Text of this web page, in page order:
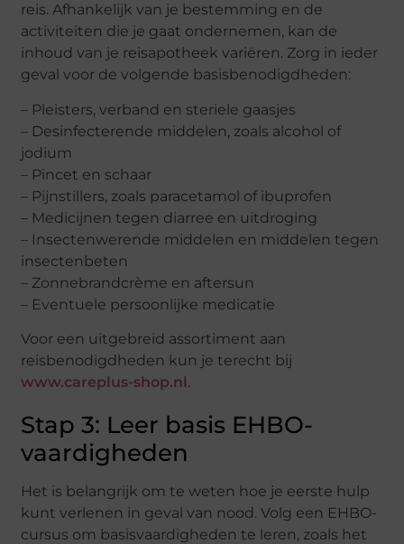
reis. Afhankelijk van je bestemming en de
activiteiten die je gaat ondernemen, kan de
inhoud van je reisapotheek variëren. Zorg in ieder
geval voor de volgende basisbenodigdheden:
– Pleisters, verband en steriele gaasjes
– Desinfecterende middelen, zoals alcohol of
jodium
– Pincet en schaar
– Pijnstillers, zoals paracetamol of ibuprofen
– Medicijnen tegen diarree en uitdroging
– Insectenwerende middelen en middelen tegen
insectenbeten
– Zonnebrandcrème en aftersun
– Eventuele persoonlijke medicatie
Voor een uitgebreid assortiment aan
reisbenodigdheden kun je terecht bij
www.careplus-shop.nl.
Stap 3: Leer basis EHBO-
vaardigheden
Het is belangrijk om te weten hoe je eerste hulp
kunt verlenen in geval van nood. Volg een EHBO-
cursus om basisvaardigheden te leren, zoals het